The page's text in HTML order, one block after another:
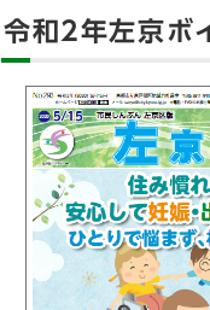
令和2年左京ボ